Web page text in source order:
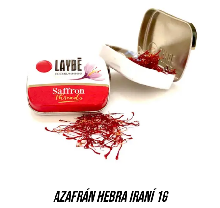
DETALLES
Azafrán hebra iraní 1g